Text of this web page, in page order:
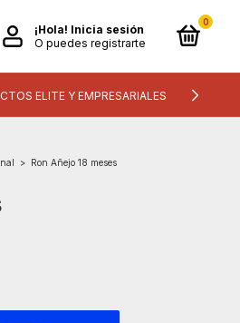
¡Hola! Inicia sesión
O puedes registrarte
0
ELITE Y EMPRESARIALES
> Ron Añejo 18 meses